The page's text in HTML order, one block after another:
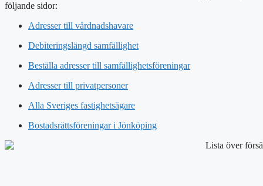
följande sidor:
Adresser till vårdnadshavare
Debiteringslängd samfällighet
Beställa adresser till samfällighetsföreningar
Adresser till privatpersoner
Alla Sveriges fastighetsägare
Bostadsrättsföreningar i Jönköping